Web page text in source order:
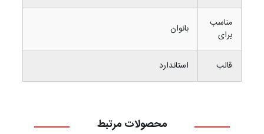
مناسب
برای
بانوان
قالب استاندارد
محصولات مرتبط